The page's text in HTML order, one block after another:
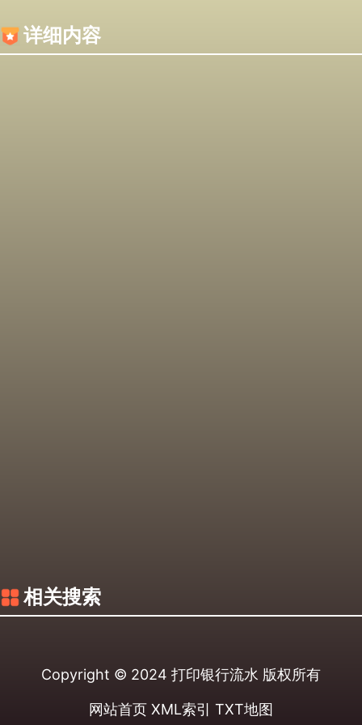
详细内容
相关搜索
Copyright © 2024 打印银行流水 版权所有
网站首页 XML索引 TXT地图